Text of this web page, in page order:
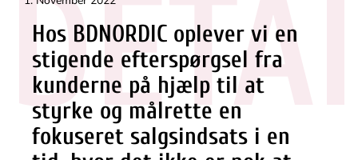
Hos BDNORDIC oplever vi en
stigende efterspørgsel fra
kunderne på hjælp til at
styrke og målrette en
fokuseret salgsindsats i en